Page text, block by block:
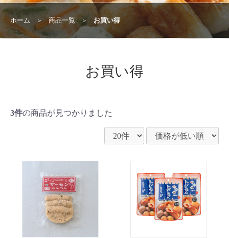
ホーム ＞ 商品一覧 ＞ お買い得
お買い得
3件の商品が見つかりました